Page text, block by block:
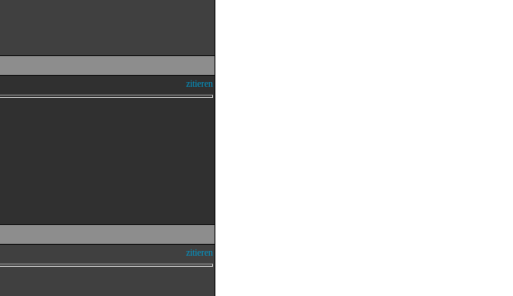
zitieren
zitieren